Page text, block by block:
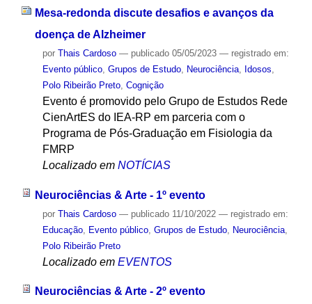
Mesa-redonda discute desafios e avanços da
doença de Alzheimer
por Thais Cardoso — publicado05/05/2023 — registrado em:
Evento público, Grupos de Estudo, Neurociência, Idosos,
Polo Ribeirão Preto, Cognição
Evento é promovido pelo Grupo de Estudos Rede
CienArtES do IEA-RP em parceria com o
Programa de Pós-Graduação em Fisiologia da
FMRP
Localizado em NOTÍCIAS
Neurociências & Arte - 1º evento
por Thais Cardoso — publicado11/10/2022 — registrado em:
Educação, Evento público, Grupos de Estudo, Neurociência,
Polo Ribeirão Preto
Localizado em EVENTOS
Neurociências & Arte - 2º evento